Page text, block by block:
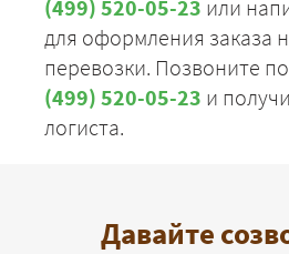
(499) 520-05-23 или
для оформления заказа
перевозки. Позвоните
(499) 520-05-23 и
логиста.
Давайте